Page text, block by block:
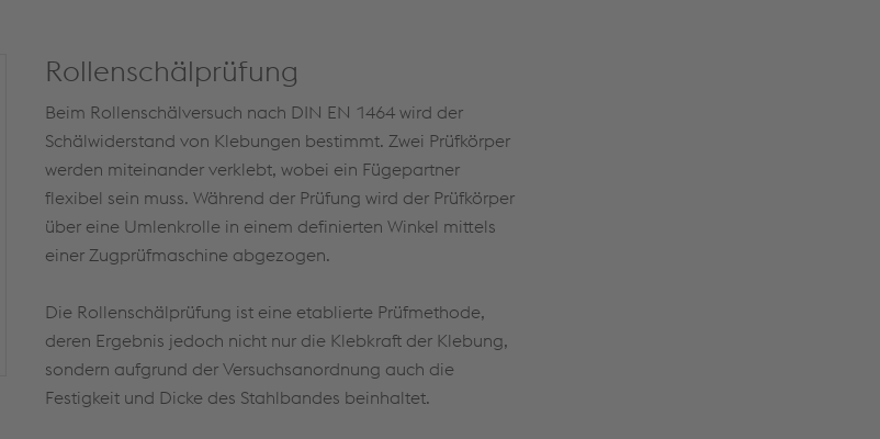
Rollenschälprüfung
Beim Rollenschälversuch nach DIN EN 1464 wird der
Schälwiderstand von Klebungen bestimmt. Zwei Prüfkörper
werden miteinander verklebt, wobei ein Fügepartner
flexibel sein muss. Während der Prüfung wird der Prüfkörper
über eine Umlenkrolle in einem definierten Winkel mittels
einer Zugprüfmaschine abgezogen.
Die Rollenschälprüfung ist eine etablierte Prüfmethode,
deren Ergebnis jedoch nicht nur die Klebkraft der Klebung,
sondern aufgrund der Versuchsanordnung auch die
Festigkeit und Dicke des Stahlbandes beinhaltet.